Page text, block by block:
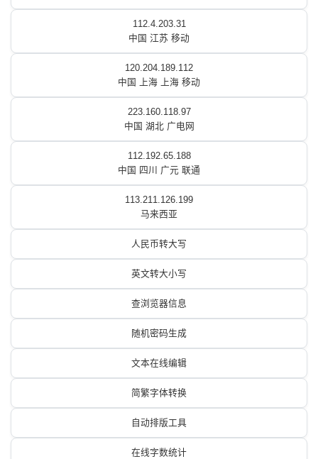
112.4.203.31
中国 江苏 移动
120.204.189.112
中国 上海 上海 移动
223.160.118.97
中国 湖北 广电网
112.192.65.188
中国 四川 广元 联通
113.211.126.199
马来西亚
人民币转大写
英文转大小写
查浏览器信息
随机密码生成
文本在线编辑
简繁字体转换
自动排版工具
在线字数统计